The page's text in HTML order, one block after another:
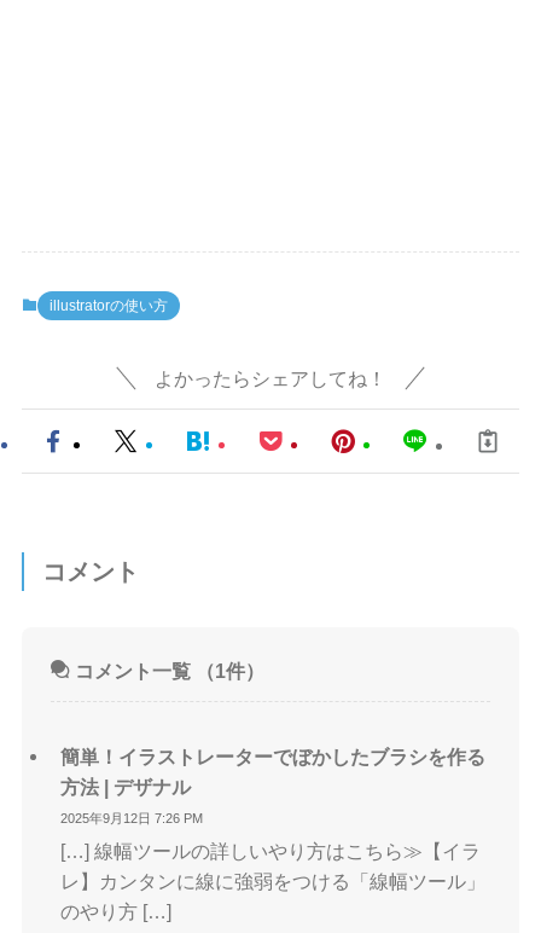
illustratorの使い方
よかったらシェアしてね！
コメント
コメント一覧 （1件）
簡単！イラストレーターでぼかしたブラシを作る
方法 | デザナル
2025年9月12日 7:26 PM
[…] 線幅ツールの詳しいやり方はこちら≫【イラ
レ】カンタンに線に強弱をつける「線幅ツール」
のやり方 […]